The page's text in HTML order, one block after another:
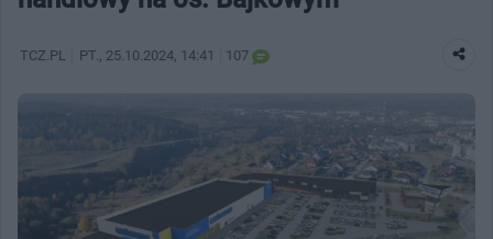
TCZ.PL PT. , 25.10.2024, 14:41 107